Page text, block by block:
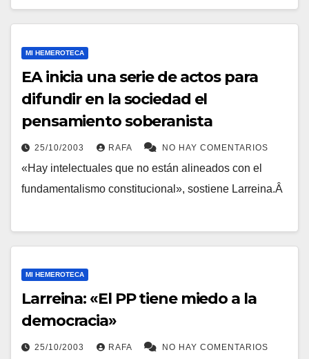
MI HEMEROTECA
EA inicia una serie de actos para
difundir en la sociedad el
pensamiento soberanista
25/10/2003 RAFA NO HAY COMENTARIOS
«Hay intelectuales que no están alineados con el
fundamentalismo constitucional», sostiene Larreina.Â
MI HEMEROTECA
Larreina: «El PP tiene miedo a la
democracia»
25/10/2003 RAFA NO HAY COMENTARIOS